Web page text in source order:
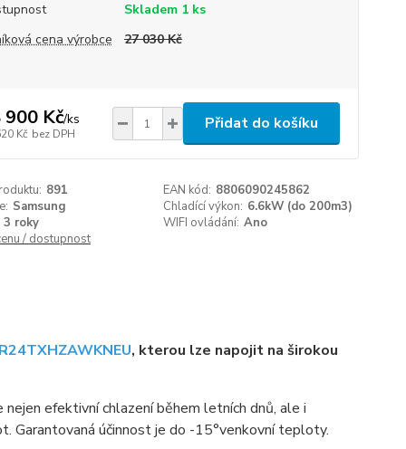
Skladem 1 ks
cena výrobce
27 030 Kč
900 Kč/ks
Kč bez DPH
Přidat do košíku
891 EAN kód: 8806090245862
Samsung Chladící výkon: 6.6kW (do 200m3)
3 roky WIFI ovládání: Ano
/ dostupnost
, kterou lze napojit na širokou
efektivní chlazení během letních dnů, ale i
Garantovaná účinnost je do -15°venkovní teploty.